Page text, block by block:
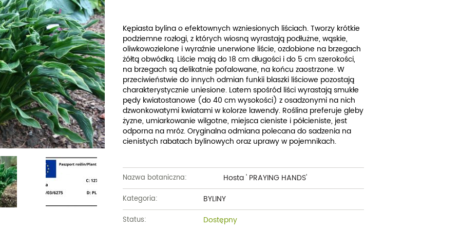
Truskawki i poziomki
Winogrona
Żurawiny
Pozostałe
Dęby
Glediczje
Głogi
Graby
Jabłonie ozdobne
Jarzębiny i jarząby
Kasztanowce
Wierzby
Wiśnie ozdobne
Złotokapy
Pozostałe
Forsycje
Hibiskusy
Hortensje
Jaśminowce
Kaliny
Krzewuszki
Pięciorniki
Piwonie
Pnącza
Powojniki - Clematisy
Różaneczniki
Tawuły i tawułki
Żarnowce
Pozostałe
Kępiasta bylina o efektownych wzniesionych liściach. Tworzy krótkie
podziemne rozłogi, z których wiosną wyrastają podłużne, wąskie,
oliwkowozielone i wyraźnie unerwione liście, ozdobione na brzegach
żółtą obwódką. Liście mają do 18 cm długości i do 5 cm szerokości,
na brzegach są delikatnie pofalowane, na końcu zaostrzone. W
przeciwieństwie do innych odmian funkii blaszki liściowe pozostają
charakterystycznie uniesione. Latem spośród liści wyrastają smukłe
pędy kwiatostanowe (do 40 cm wysokości) z osadzonymi na nich
dzwonkowatymi kwiatami w kolorze lawendy. Roślina preferuje gleby
żyzne, umiarkowanie wilgotne, miejsca cieniste i półcieniste, jest
odporna na mróz. Oryginalna odmiana polecana do sadzenia na
cienistych rabatach bylinowych oraz uprawy w pojemnikach.
Nazwa botaniczna: Hosta ' PRAYING HANDS'
Kategoria: BYLINY
Status: Dostępny